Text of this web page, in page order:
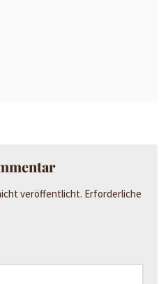
veröffentlicht. Erforderliche